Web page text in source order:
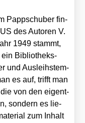
Papp­schu­ber fin­
des Autoren V.
1949 stammt,
ein Biblio­theks­
und Aus­leihstem­
es auf, trifft man
von den eigent­
son­dern es lie­
zum Inhalt